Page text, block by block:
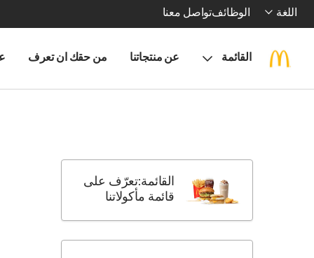
اللغة الوظائفتواصل معنا
القائمة عن منتجاتنا من حقك ان تعرف
القائمة:تعرّف على
قائمة مأكولاتنا